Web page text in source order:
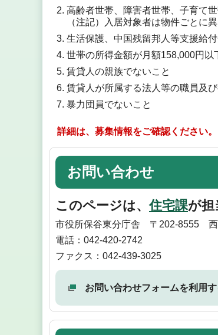
高齢者世帯、障害者世帯、子育て
（注記）入居対象者は物件ごとに異
生活保護、中国残留邦人等支援給
世帯の所得金額が月額158,000円以
賃貸人の親族でないこと
賃貸人が所属する法人等の職員及
暴力団員でないこと
詳細は、募集情報をご確認ください。
お問い合わせ
このページは、住宅課が担
市役所保谷東分庁舎 〒202-8555 西
電話：042-420-2742
ファクス：042-439-3025
お問い合わせフォームを利用す